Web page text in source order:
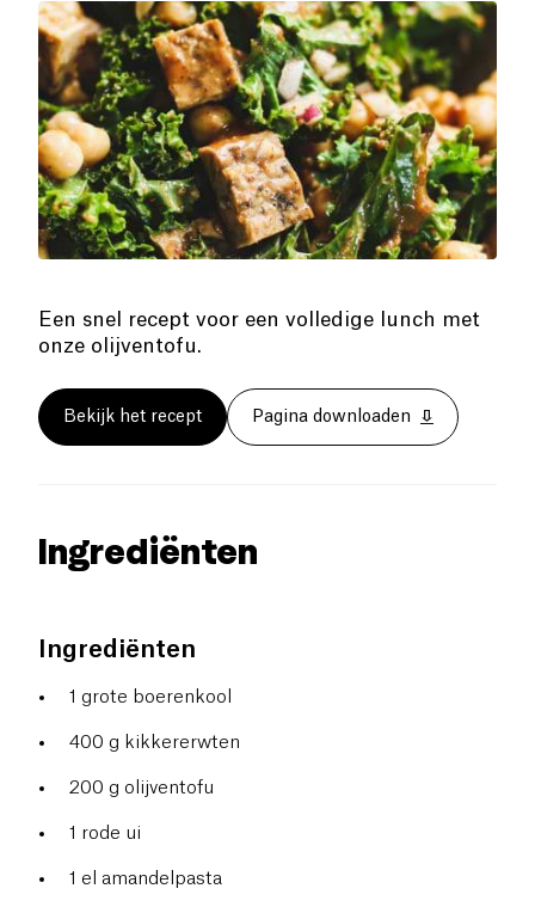
Een snel recept voor een volledige lunch met
onze olijventofu.
Bekijk het recept Pagina downloaden
Ingrediënten
Ingrediënten
1 grote boerenkool
400 g kikkererwten
200 g olijventofu
1 rode ui
1 el amandelpasta